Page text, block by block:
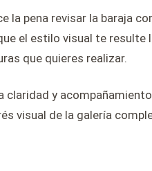
la pena revisar la baraja
el estilo visual te resulte
que quieres realizar.
claridad y
visual de la galería